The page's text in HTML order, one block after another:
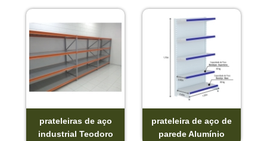
prateleiras de aço
industrial Teodoro
prateleira de aço de
parede Alumínio